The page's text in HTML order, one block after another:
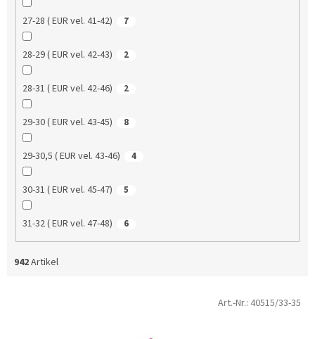
27-28 ( EUR vel. 41-42) 7
28-29 ( EUR vel. 42-43) 2
28-31 ( EUR vel. 42-46) 2
29-30 ( EUR vel. 43-45) 8
29-30,5 ( EUR vel. 43-46) 4
30-31 ( EUR vel. 45-47) 5
31-32 ( EUR vel. 47-48) 6
942Artikel
Art.-Nr.: 40515/33-35